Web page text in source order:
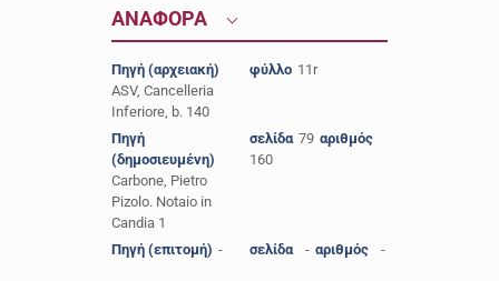
ΑΝΑΦΟΡΑ
Πηγή (αρχειακή)
ASV, Cancelleria
Inferiore, b. 140
φύλλο 11r
Πηγή
(δημοσιευμένη)
Carbone, Pietro
Pizolo. Notaio in
Candia 1
σελίδα 79 αριθμός
160
Πηγή (επιτομή) - σελίδα - αριθμός -